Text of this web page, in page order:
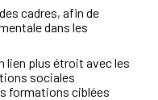
cadres, afin de
dans les
lien plus étroit avec les
sociales
formations ciblées